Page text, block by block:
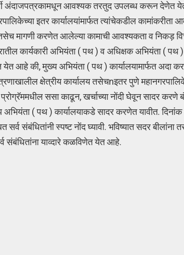
अंदाजपत्रकामधून आवश्यक तरतुद उपलब्ध करून
इतर कार्यालयांमार्फत त्यांचेकडील
मागणी करणेत आलेल्या कामाची आवश्यकता व निकड़
कार्यकारी अभियंता ( पथ ) व अधिक्षक अभियंता
येत आहे की, मुख्य अभियंता ( पथ ) कार्यालयामार्फत अदा
क्षेत्रीय कार्यालय तसेचnइतर पुणे
ससा काढून, खर्चाच्या नोंदी घेवून सादर
अभियंता ( पथ ) कार्यालयाकडे सादर करणेत यावीत.
सर्व संबंधितांनी स्पष्ट नोंद घ्यावी. भविष्यात सदर
संबंधितांना याव्दारे कळविणेत येत आहे.